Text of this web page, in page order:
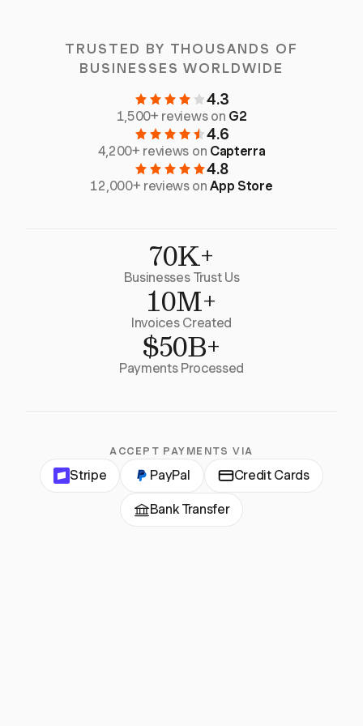
TRUSTED BY THOUSANDS OF
BUSINESSES WORLDWIDE
4.3
1,500+ reviews on G2
4.6
4,200+ reviews on Capterra
4.8
12,000+ reviews onApp Store
70K+
Businesses Trust Us
10M+
Invoices Created
$50B+
Payments Processed
ACCEPT PAYMENTS VIA
Stripe PayPal Credit Cards
Bank Transfer